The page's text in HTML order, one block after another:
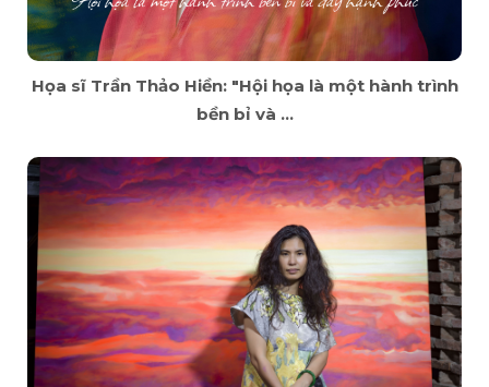
Họa sĩ Trần Thảo Hiền: "Hội họa là một hành trình
bền bỉ và ...